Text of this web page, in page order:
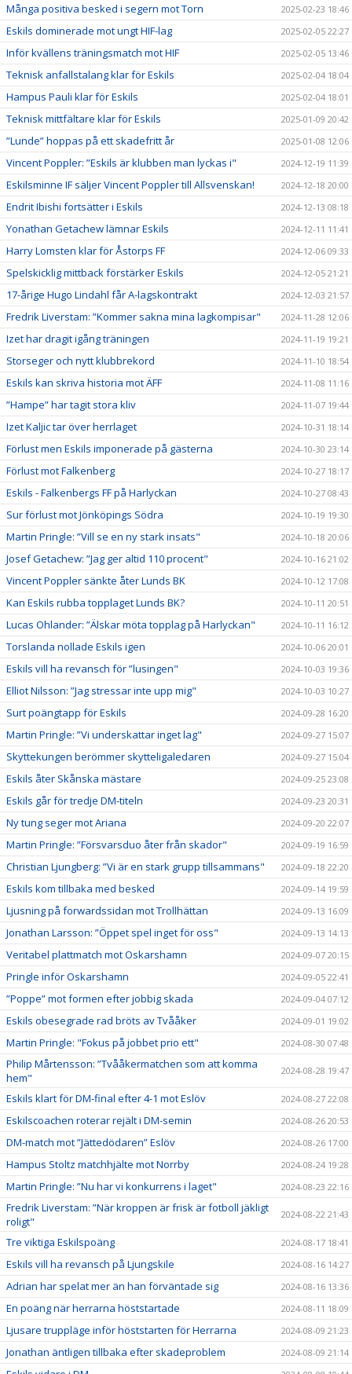
Många positiva besked i segern mot Torn 2025-02-23 18:46
Eskils dominerade mot ungt HIF-lag 2025-02-05 22:27
Inför kvällens träningsmatch mot HIF 2025-02-05 13:46
Teknisk anfallstalang klar för Eskils 2025-02-04 18:04
Hampus Pauli klar för Eskils 2025-02-04 18:01
Teknisk mittfältare klar för Eskils 2025-01-09 20:42
”Lunde” hoppas på ett skadefritt år 2025-01-08 12:06
Vincent Poppler: ”Eskils är klubben man lyckas i" 2024-12-19 11:39
Eskilsminne IF säljer Vincent Poppler till Allsvenskan! 2024-12-18 20:00
Endrit Ibishi fortsätter i Eskils 2024-12-13 08:18
Yonathan Getachew lämnar Eskils 2024-12-11 11:41
Harry Lomsten klar för Åstorps FF 2024-12-06 09:33
Spelskicklig mittback förstärker Eskils 2024-12-05 21:21
17-årige Hugo Lindahl får A-lagskontrakt 2024-12-03 21:57
Fredrik Liverstam: ”Kommer sakna mina lagkompisar" 2024-11-28 12:06
Izet har dragit igång träningen 2024-11-19 19:21
Storseger och nytt klubbrekord 2024-11-10 18:54
Eskils kan skriva historia mot ÄFF 2024-11-08 11:16
”Hampe” har tagit stora kliv 2024-11-07 19:44
Izet Kaljic tar över herrlaget 2024-10-31 18:14
Förlust men Eskils imponerade på gästerna 2024-10-30 23:14
Förlust mot Falkenberg 2024-10-27 18:17
Eskils - Falkenbergs FF på Harlyckan 2024-10-27 08:43
Sur förlust mot Jönköpings Södra 2024-10-19 19:30
Martin Pringle: ”Vill se en ny stark insats" 2024-10-18 20:06
Josef Getachew: ”Jag ger altid 110 procent" 2024-10-16 21:02
Vincent Poppler sänkte åter Lunds BK 2024-10-12 17:08
Kan Eskils rubba topplaget Lunds BK? 2024-10-11 20:51
Lucas Ohlander: ”Älskar möta topplag på Harlyckan" 2024-10-11 16:12
Torslanda nollade Eskils igen 2024-10-06 20:01
Eskils vill ha revansch för ”lusingen" 2024-10-03 19:36
Elliot Nilsson: ”Jag stressar inte upp mig" 2024-10-03 10:27
Surt poängtapp för Eskils 2024-09-28 16:20
Martin Pringle: ”Vi underskattar inget lag" 2024-09-27 15:07
Skyttekungen berömmer skytteligaledaren 2024-09-27 15:04
Eskils åter Skånska mästare 2024-09-25 23:08
Eskils går för tredje DM-titeln 2024-09-23 20:31
Ny tung seger mot Ariana 2024-09-20 22:07
Martin Pringle: ”Försvarsduo åter från skador" 2024-09-19 16:59
Christian Ljungberg: ”Vi är en stark grupp tillsammans" 2024-09-18 22:20
Eskils kom tillbaka med besked 2024-09-14 19:59
Ljusning på forwardssidan mot Trollhättan 2024-09-13 16:09
Jonathan Larsson: ”Öppet spel inget för oss" 2024-09-13 14:13
Veritabel plattmatch mot Oskarshamn 2024-09-07 20:15
Pringle inför Oskarshamn 2024-09-05 22:41
”Poppe” mot formen efter jobbig skada 2024-09-04 07:12
Eskils obesegrade rad bröts av Tvååker 2024-09-01 19:02
Martin Pringle: "Fokus på jobbet prio ett" 2024-08-30 07:48
Philip Mårtensson: ”Tvååkermatchen som att komma
hem"
2024-08-28 19:47
Eskils klart för DM-final efter 4-1 mot Eslöv 2024-08-27 22:08
Eskilscoachen roterar rejält i DM-semin 2024-08-26 20:53
DM-match mot ”Jättedödaren” Eslöv 2024-08-26 17:00
Hampus Stoltz matchhjälte mot Norrby 2024-08-24 19:28
Martin Pringle: ”Nu har vi konkurrens i laget" 2024-08-23 22:16
Fredrik Liverstam: ”När kroppen är frisk är fotboll jäkligt
roligt"
2024-08-22 21:43
Tre viktiga Eskilspoäng 2024-08-17 18:41
Eskils vill ha revansch på Ljungskile 2024-08-16 14:27
Adrian har spelat mer än han förväntade sig 2024-08-16 13:36
En poäng när herrarna höststartade 2024-08-11 18:09
Ljusare truppläge inför höststarten för Herrarna 2024-08-09 21:23
Jonathan äntligen tillbaka efter skadeproblem 2024-08-09 21:14